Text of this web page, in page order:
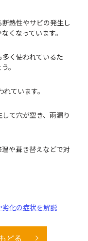
熱性やサビの発生し
くなっています。
く使われているた
。
ています。
て穴が空き、雨漏り
や葺き替えなどで対
劣化の症状を解説
どる